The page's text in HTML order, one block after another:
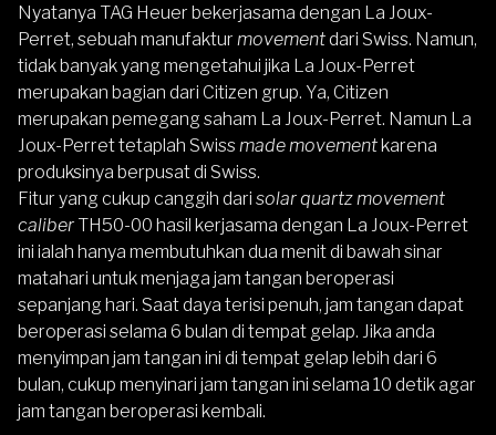
Nyatanya TAG Heuer bekerjasama dengan La Joux-
Perret, sebuah manufaktur movementdari Swiss. Namun,
tidak banyak yang mengetahui jika La Joux-Perret
merupakan bagian dari Citizen grup. Ya, Citizen
merupakan pemegang saham La Joux-Perret. Namun La
Joux-Perret tetaplah Swissmade movementkarena
produksinya berpusat di Swiss.
Fitur yang cukup canggih dari solar quartz movement
caliber TH50-00 hasil kerjasama dengan La Joux-Perret
ini ialah hanya membutuhkan dua menit di bawah sinar
matahari untuk menjaga jam tangan beroperasi
sepanjang hari. Saat daya terisi penuh, jam tangan dapat
beroperasi selama 6 bulan di tempat gelap. Jika anda
menyimpan jam tangan ini di tempat gelap lebih dari 6
bulan, cukup menyinari jam tangan ini selama 10 detik agar
jam tangan beroperasi kembali.